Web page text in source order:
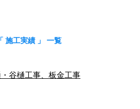
「 施工実績 」 一覧